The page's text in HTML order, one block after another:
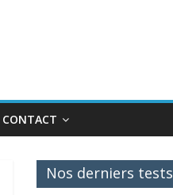
CONTACT
Nos derniers tests